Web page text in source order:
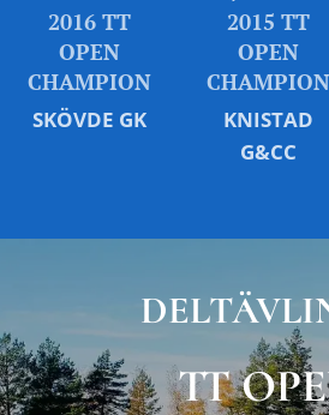
2016 TT
OPEN
CHAMPION
SKÖVDE GK
2015 TT
OPEN
CHAMPION
KNISTAD
G&CC
TT